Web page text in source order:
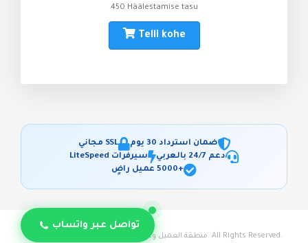
450 Häälestamise tasu
Telli kohe
ضمان استرداد 30 يوم
SSL مجاني
دعم 24/7 بالعربي
سيرفرات LiteSpeed
+5000 عميل راضٍ
© 2026 منطقة العميل وعربة التسوق - استضافة حياة. All Rights Reserved.
تواصل عبر واتساب